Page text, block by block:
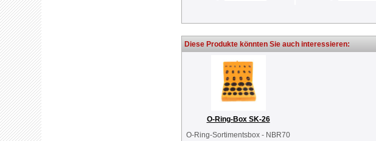
Diese Produkte könnten Sie auch interessieren:
O-Ring-Box SK-26
O-Ring-Sortimentsbox - NBR70